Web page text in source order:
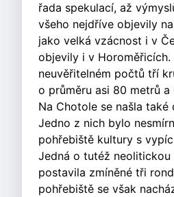
řada spekulací, až
všeho nejdříve objevily
jako velká vzácnost i v
objevily i v
neuvěřitelném počtů tří
o průměru asi 80 metrů a
Na Chotole se našla také
Jedno z nich bylo
pohřebiště kultury s
Jedná o tutéž neolitickou
postavila zmíněné tři
pohřebiště se však